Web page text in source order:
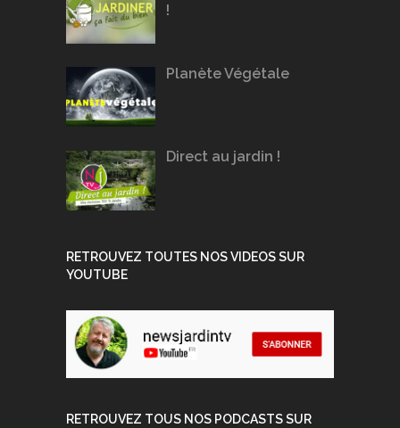
!
Planète Végétale
Direct au jardin !
RETROUVEZ TOUTES NOS VIDEOS SUR
YOUTUBE
RETROUVEZ TOUS NOS PODCASTS SUR